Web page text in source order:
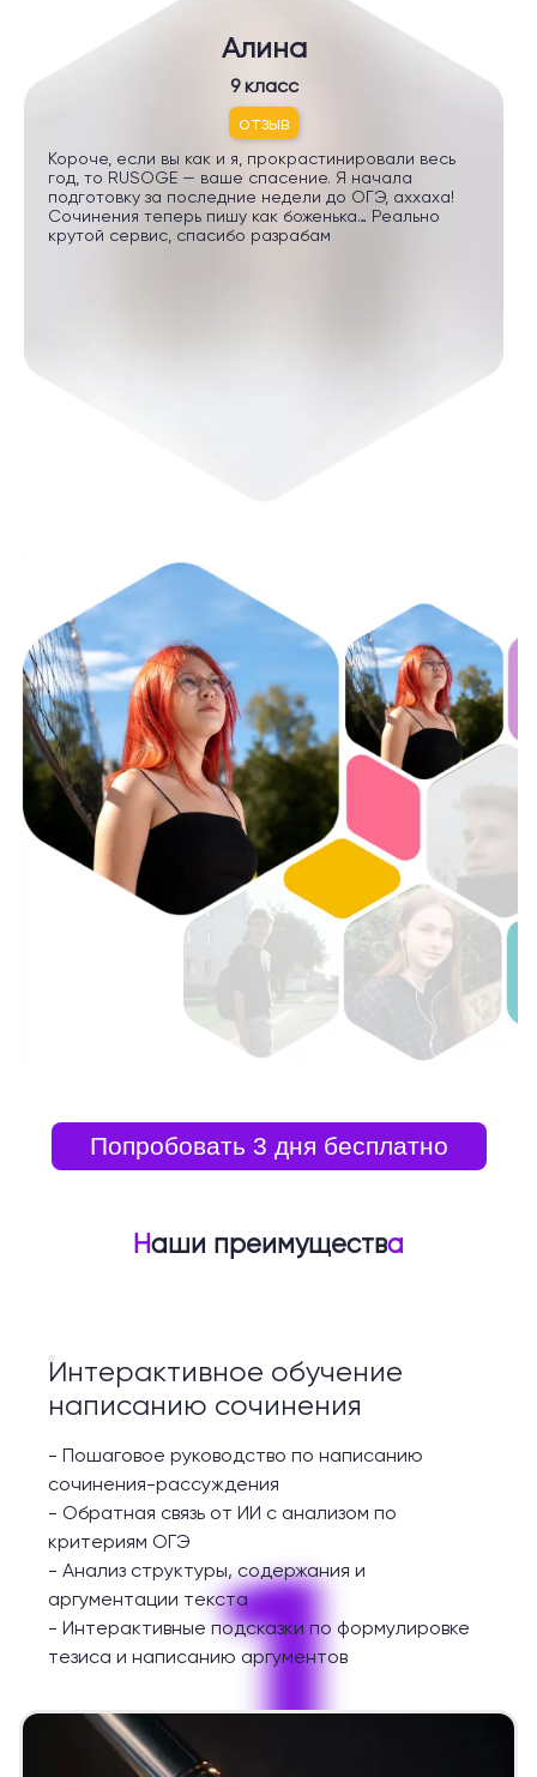
Алина
9 класс
отзыв
Короче, если вы как и я, прокрастинировали весь
год, то RUSOGE — ваше спасение. Я начала
подготовку за последние недели до ОГЭ, аххаха!
Сочинения теперь пишу как боженька… Реально
крутой сервис, спасибо разрабам
Попробовать 3 дня бесплатно
Наши преимущества
1
Интерактивное обучение
написанию сочинения
- Пошаговое руководство по написанию
сочинения-рассуждения
- Обратная связь от ИИ с анализом по
критериям ОГЭ
- Анализ структуры, содержания и
аргументации текста
- Интерактивные подсказки по формулировке
тезиса и написанию аргументов